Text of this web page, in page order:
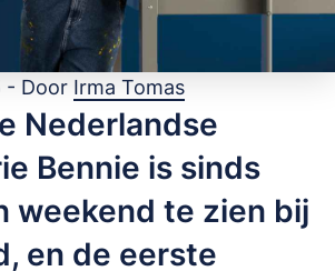
- Door Irma Tomas
Nederlandse
Bennie is sinds
weekend te zien bij
en de eerste